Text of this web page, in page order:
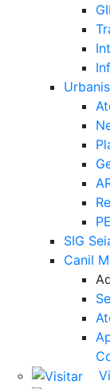
SIG
Canil